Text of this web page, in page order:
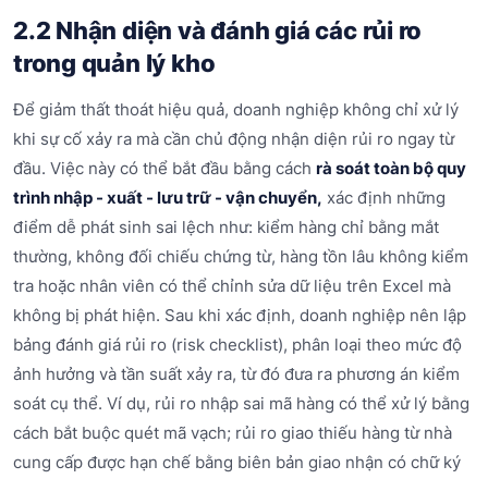
2.2 Nhận diện và đánh giá các rủi ro
trong quản lý kho
Để giảm thất thoát hiệu quả, doanh nghiệp không chỉ xử lý
khi sự cố xảy ra mà cần chủ động nhận diện rủi ro ngay từ
đầu. Việc này có thể bắt đầu bằng cách rà soát toàn bộ quy
trình nhập - xuất - lưu trữ - vận chuyển, xác định những
điểm dễ phát sinh sai lệch như: kiểm hàng chỉ bằng mắt
thường, không đối chiếu chứng từ, hàng tồn lâu không kiểm
tra hoặc nhân viên có thể chỉnh sửa dữ liệu trên Excel mà
không bị phát hiện. Sau khi xác định, doanh nghiệp nên lập
bảng đánh giá rủi ro (risk checklist), phân loại theo mức độ
ảnh hưởng và tần suất xảy ra, từ đó đưa ra phương án kiểm
soát cụ thể. Ví dụ, rủi ro nhập sai mã hàng có thể xử lý bằng
cách bắt buộc quét mã vạch; rủi ro giao thiếu hàng từ nhà
cung cấp được hạn chế bằng biên bản giao nhận có chữ ký